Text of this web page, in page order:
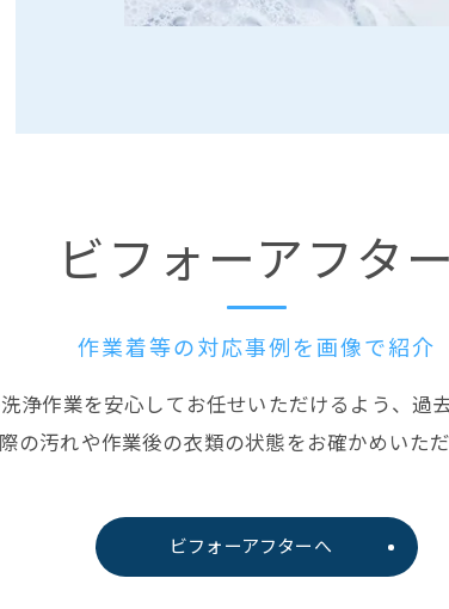
作業着等の対応事例を画像で紹介
ビフォーアフター
浄作業を安心してお任せいただけるよう、過
の汚れや作業後の衣類の状態をお確かめいただ
ビフォーアフターへ